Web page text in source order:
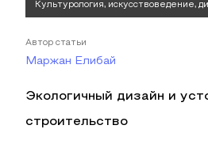
Культурология, искусствоведение,
Автор статьи
Маржан Елибай
Экологичный дизайн и
строительство